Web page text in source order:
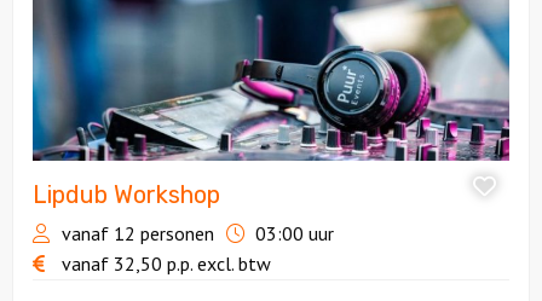
Lipdub Workshop
vanaf 12 personen
03:00 uur
vanaf 32,50 p.p. excl. btw